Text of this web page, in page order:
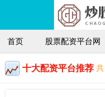
首页 股票配资平台网
十大配资平台推荐 共